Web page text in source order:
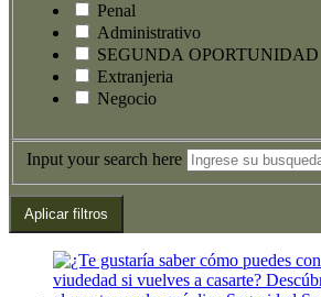
Penal
Administrativo
SEGUNDA OPORTUNIDAD
Extranjeria
Negocio
Input your search here